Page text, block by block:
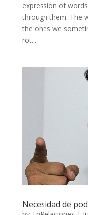
expression of
through them. The
the ones we
rot...
Necesidad de